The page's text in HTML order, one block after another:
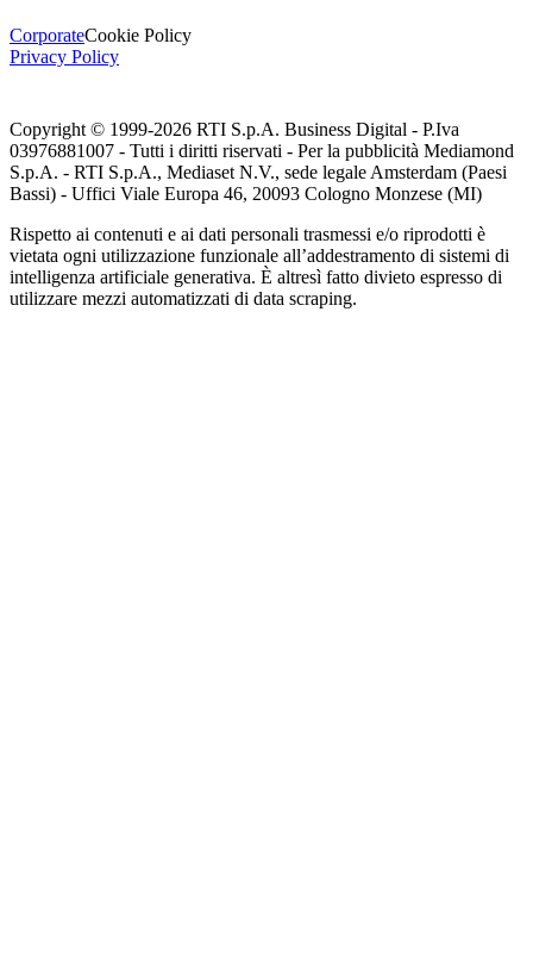
CorporateCookie Policy
Privacy Policy
Copyright © 1999-2026 RTI S.p.A. Business Digital - P.Iva
03976881007 - Tutti i diritti riservati - Per la pubblicità Mediamond
S.p.A. - RTI S.p.A., Mediaset N.V., sede legale Amsterdam (Paesi
Bassi) - Uffici Viale Europa 46, 20093 Cologno Monzese (MI)
Rispetto ai contenuti e ai dati personali trasmessi e/o riprodotti è
vietata ogni utilizzazione funzionale all’addestramento di sistemi di
intelligenza artificiale generativa. È altresì fatto divieto espresso di
utilizzare mezzi automatizzati di data scraping.